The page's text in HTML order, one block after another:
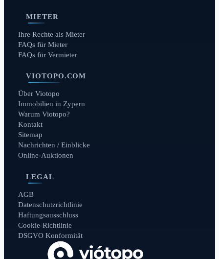
MIETER
Ihre Rechte als Mieter
FAQs für Mieter
FAQs für Vermieter
VIOTOPO.COM
Über Viotopo
Immobilien in Zypern
Warum Viotopo?
Kontakt
Sitemap
Nachrichten / Einblicke
Online-Auktionen
LEGAL
AGB
Datenschutzrichtlinie
Haftungsausschluss
Cookie-Richtlinie
DSGVO Konformität